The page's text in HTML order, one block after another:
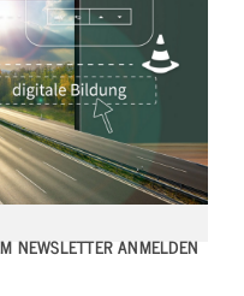
NEWSLETTER ANMELDEN